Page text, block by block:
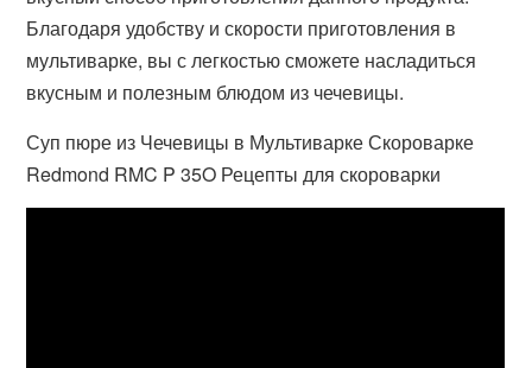
Благодаря удобству и скорости приготовления в
мультиварке, вы с легкостью сможете насладиться
вкусным и полезным блюдом из чечевицы.
Суп пюре из Чечевицы в Мультиварке Скороварке
Redmond RMC P 35O Рецепты для скороварки